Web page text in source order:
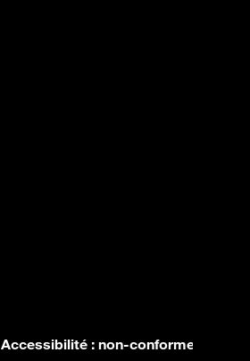
Accessibilité : non-conforme